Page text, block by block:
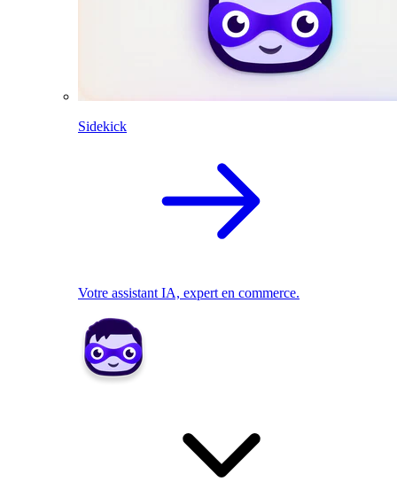
Sidekick
Votre assistant IA, expert en commerce.